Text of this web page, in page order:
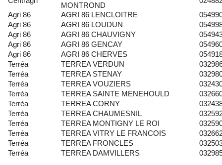
MONTROND
Agri 86
AGRI 86 LENCLOITRE
Agri 86
AGRI 86 LOUDUN
Agri 86
AGRI 86 CHAUVIGNY
Agri 86
AGRI 86 GENCAY
Agri 86
AGRI 86 CHERVES
Terréa
TERREA VERDUN
Terréa
TERREA STENAY
Terréa
TERREA VOUZIERS
Terréa
TERREA SAINTE MENEHOULD
Terréa
TERREA CORNY
Terréa
TERREA CHAUMESNIL
Terréa
TERREA MONTIGNY LE ROI
Terréa
TERREA VITRY LE FRANCOIS
Terréa
TERREA FRONCLES
Terréa
TERREA DAMVILLERS